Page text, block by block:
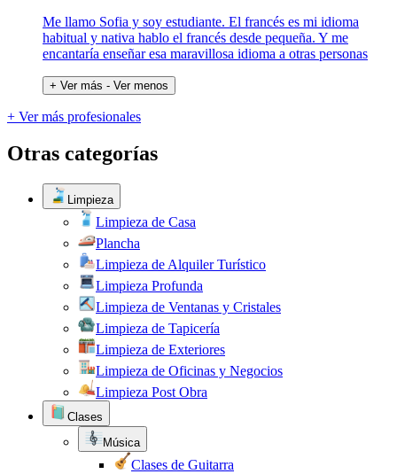
Me llamo Sofia y soy estudiante. El francés es mi idioma
habitual y nativa hablo el francés desde pequeña. Y me
encantaría enseñar esa maravillosa idioma a otras personas
+ Ver más - Ver menos
+ Ver más profesionales
Otras categorías
Limpieza
Limpieza de Casa
Plancha
Limpieza de Alquiler Turístico
Limpieza Profunda
Limpieza de Ventanas y Cristales
Limpieza de Tapicería
Limpieza de Exteriores
Limpieza de Oficinas y Negocios
Limpieza Post Obra
Clases
Música
Clases de Guitarra